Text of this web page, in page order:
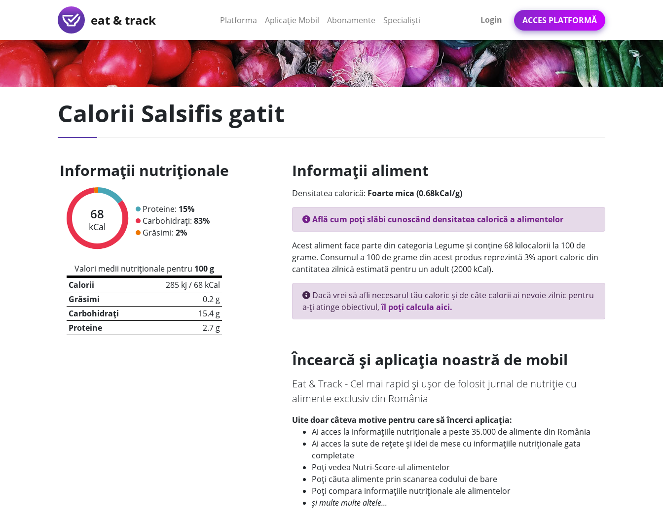
eat & track Platforma (current)
Aplicație Mobil (current)
Abonamente Specialiști Login ACCES PLATFORMĂ
Calorii Salsifis gatit
Informații nutriționale
68
kCal
Proteine: 15%
Carbohidrați: 83%
Grăsimi: 2%
Valori medii nutriționale pentru 100 g
Calorii
285 kj / 68 kCal
Grăsimi
0.2 g
Carbohidrați
15.4 g
Proteine
2.7 g
Informații aliment
Densitatea calorică: Foarte mica (0.68kCal/g)
Află cum poți slăbi cunoscând densitatea calorică a alimentelor
Acest aliment face parte din categoria Legume și conține 68 kilocalorii la 100 de
grame. Consumul a 100 de grame din acest produs reprezintă 3% aport caloric din
cantitatea zilnică estimată pentru un adult (2000 kCal).
Dacă vrei să afli necesarul tău caloric și de câte calorii ai nevoie zilnic pentru
a-ți atinge obiectivul,îl poți calcula aici.
Încearcă și aplicația noastră de mobil
Eat & Track - Cel mai rapid și ușor de folosit jurnal de nutriție cu
alimente exclusiv din România
Uite doar câteva motive pentru care să încerci aplicația:
Ai acces la informațiile nutriționale a peste 35.000 de alimente din România
Ai acces la sute de rețete și idei de mese cu informațiile nutriționale gata
completate
Poți vedea Nutri-Score-ul alimentelor
Poți căuta alimente prin scanarea codului de bare
Poți compara informațiile nutriționale ale alimentelor
și multe multe altele...